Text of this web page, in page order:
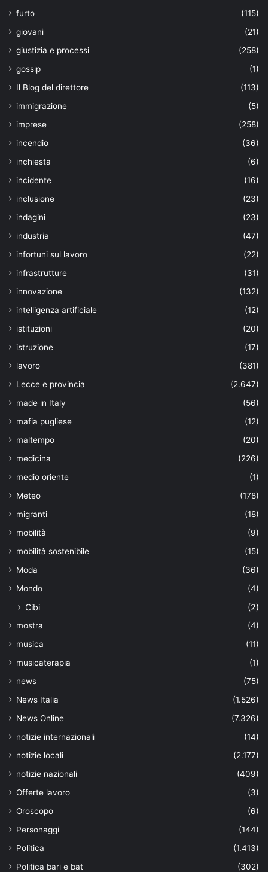
furto
(115)
giovani
(21)
giustizia e processi
(258)
gossip
(1)
Il Blog del direttore
(113)
immigrazione
(5)
imprese
(258)
incendio
(36)
inchiesta
(6)
incidente
(16)
inclusione
(23)
indagini
(23)
industria
(47)
infortuni sul lavoro
(22)
infrastrutture
(31)
innovazione
(132)
intelligenza artificiale
(12)
istituzioni
(20)
istruzione
(17)
lavoro
(381)
Lecce e provincia
(2.647)
made in Italy
(56)
mafia pugliese
(12)
maltempo
(20)
medicina
(226)
medio oriente
(1)
Meteo
(178)
migranti
(18)
mobilità
(9)
mobilità sostenibile
(15)
Moda
(36)
Mondo
(4)
Cibi (2)
mostra
(4)
musica
(11)
musicaterapia
(1)
news
(75)
News Italia
(1.526)
News Online
(7.326)
notizie internazionali
(14)
notizie locali
(2.177)
notizie nazionali
(409)
Offerte lavoro
(3)
Oroscopo
(6)
Personaggi
(144)
Politica
(1.413)
Politica bari e bat
(302)